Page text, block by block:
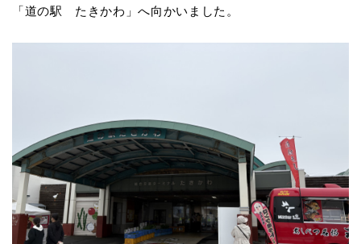
「道の駅 たきかわ」へ向かいました。